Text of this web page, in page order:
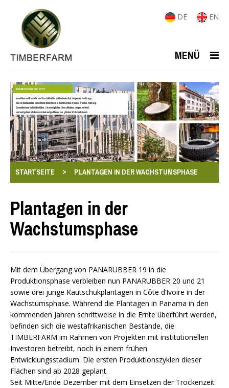
DE EN
MENÜ
IMMOBILIEN UND ROHSTOFFE
Immobilien und Rohstoffe sind Geschäftsfelder mit kontinuierlich steigender Nachfrage,
weil sie fundamentale menschliche Bedürfnisse in den Bereichen Wohnen, Arbeiten, Nahrung,
Gesundheit und Mobilität erfüllen. Sie ermöglichen Diversifikation, steigen im Wert,
sind weitgehend inflationsresistent und profitieren von globalen Wirtschaftstrends.
STARTSEITE > PLANTAGEN IN DER WACHSTUMSPHASE
Plantagen in der
Wachstumsphase
Mit dem Übergang von PANARUBBER 19 in die
Produktionsphase verbleiben nun PANARUBBER 20 und 21
sowie drei junge Kautschukplantagen in Côte d’Ivoire in der
Wachstumsphase. Während die Plantagen in Panama in den
kommenden Jahren schrittweise in die Ernte überführt werden,
befinden sich die westafrikanischen Bestände, die
TIMBERFARM im Rahmen von Projekten mit institutionellen
Investoren betreibt, noch in einem frühen
Entwicklungsstadium. Die ersten Produktionszyklen dieser
Flächen sind ab 2028 geplant.
Seit Mitte/Ende Dezember mit dem Einsetzen der Trockenzeit